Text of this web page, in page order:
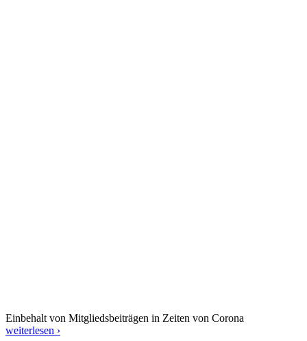
Einbehalt von Mitgliedsbeiträgen in Zeiten von Corona
weiterlesen ›